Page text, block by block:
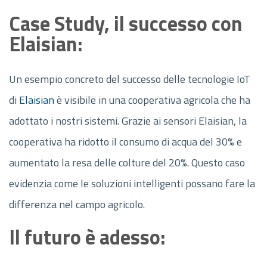
Case Study, il successo con
Elaisian:
Un esempio concreto del successo delle tecnologie IoT
di Elaisianè visibile in una cooperativa agricola che ha
adottato i nostri sistemi. Grazie ai sensori Elaisian, la
cooperativa ha ridotto il consumo di acqua del 30% e
aumentato la resa delle colture del 20%. Questo caso
evidenzia come le soluzioni intelligenti possano fare la
differenza nel campo agricolo.
Il futuro è adesso: